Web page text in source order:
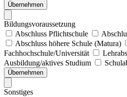
Übernehmen
Bildungsvoraussetzung
Abschluss Pflichtschule
Abschluss höhere Schule (Matura)
Fachhochschule/Universität
Ausbildung/aktives Studium
Übernehmen
Sonstiges